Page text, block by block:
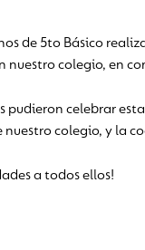
de 5to Básico
nuestro colegio, en
pudieron celebrar
nuestro colegio, y la
a todos ellos!